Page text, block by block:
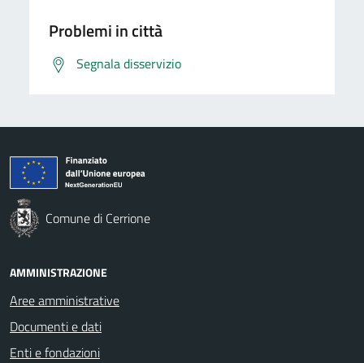
Problemi in città
Segnala disservizio
Comune di Cerrione
AMMINISTRAZIONE
Aree amministrative
Documenti e dati
Enti e fondazioni